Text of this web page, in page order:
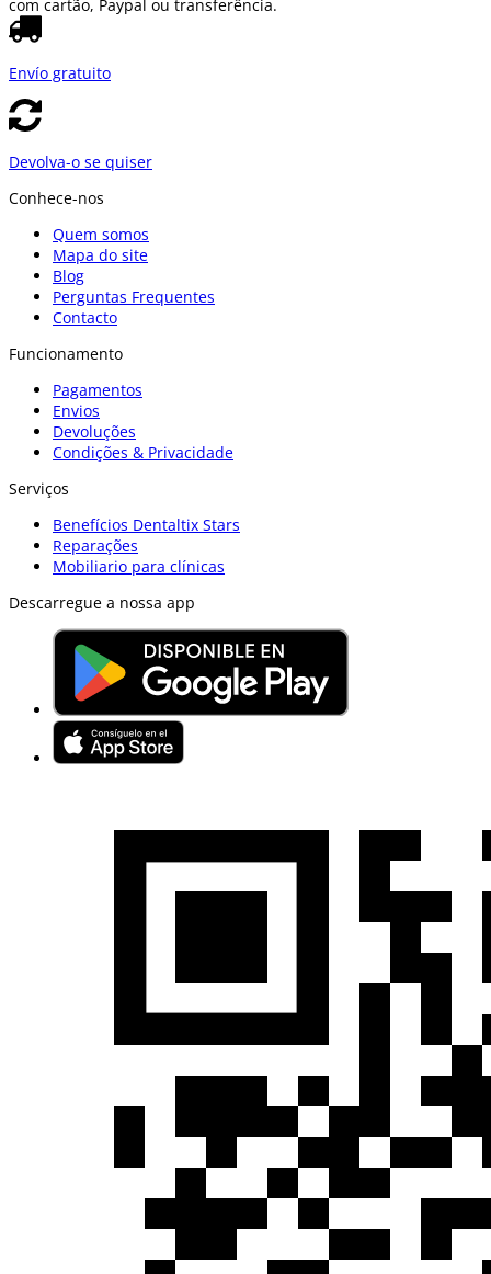
com cartão, Paypal ou transferência.
Envío gratuito
Devolva-o se quiser
Conhece-nos
Quem somos
Mapa do site
Blog
Perguntas Frequentes
Contacto
Funcionamento
Pagamentos
Envios
Devoluções
Condições & Privacidade
Serviços
Benefícios Dentaltix Stars
Reparações
Mobiliario para clínicas
Descarregue a nossa app